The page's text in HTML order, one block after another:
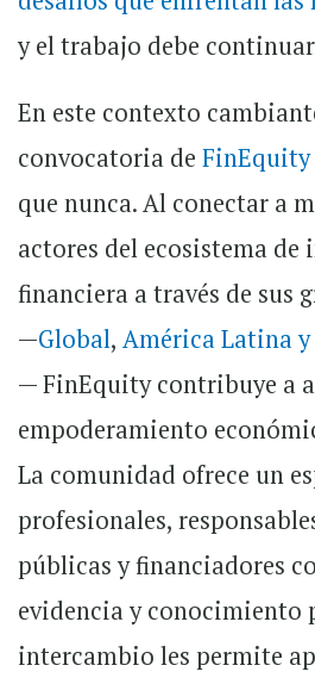
y el trabajo debe
En este contexto
convocatoria de FinEquity
que nunca. Al conectar a
actores del ecosistema de
financiera a través de sus
—Global, América Latina y
— FinEquity contribuye a
empoderamiento
La comunidad ofrece un
profesionales,
públicas y financiadores
evidencia y conocimiento
intercambio les permite